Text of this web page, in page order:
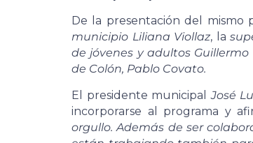
De la presentación del mismo
municipio Liliana Viollaz, la
de jóvenes y adultos Guillermo
de Colón, Pablo Covato.
El presidente municipalJosé
incorporarse al programa y
orgullo. Además de ser